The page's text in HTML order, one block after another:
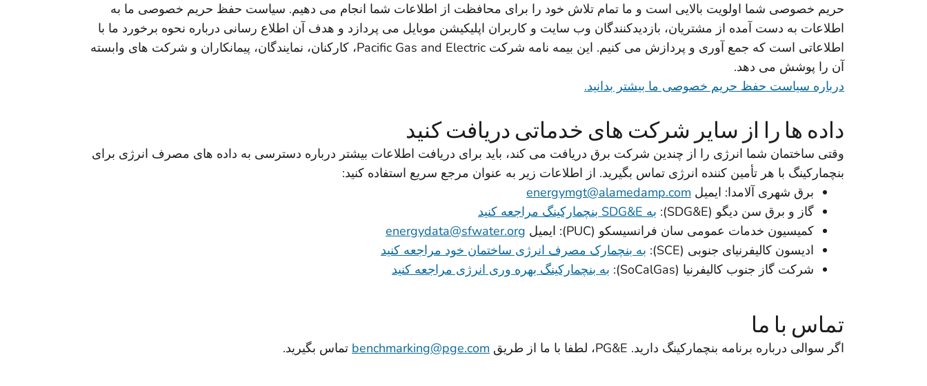
حریم خصوصی شما اولویت بالایی است و ما تمام تلاش خود را برای محافظت از اطلاعات شما انجام می دهیم. سیاست حفظ حریم خصوصی ما به
اطلاعات به دست آمده از مشتریان، بازدیدکنندگان وب سایت و کاربران اپلیکیشن موبایل می پردازد و هدف آن اطلاع رسانی درباره نحوه برخورد ما با
اطلاعاتی است که جمع آوری و پردازش می کنیم. این بیمه نامه شرکت Pacific Gas and Electric، کارکنان، نمایندگان، پیمانکاران و شرکت های وابسته
آن را پوشش می دهد.
درباره سیاست حفظ حریم خصوصی ما بیشتر بدانید.
داده ها را از سایر شرکت های خدماتی دریافت کنید
وقتی ساختمان شما انرژی را از چندین شرکت برق دریافت می کند، باید برای دریافت اطلاعات بیشتر درباره دسترسی به داده های مصرف انرژی برای
بنچمارکینگ با هر تأمین کننده انرژی تماس بگیرید. از اطلاعات زیر به عنوان مرجع سریع استفاده کنید:
برق شهری آلامدا: ایمیل energymgt@alamedamp.com
گاز و برق سن دیگو (SDG&E):
به SDG&E بنچمارکینگ مراجعه کنید
کمیسیون خدمات عمومی سان فرانسیسکو (PUC): ایمیل
energydata@sfwater.org
ادیسون کالیفرنیای جنوبی (SCE):
به بنچمارک مصرف انرژی ساختمان خود مراجعه کنید
شرکت گاز جنوب کالیفرنیا (SoCalGas):
به بنچمارکینگ بهره وری انرژی مراجعه کنید
تماس با ما
اگر سوالی درباره برنامه بنچمارکینگ دارید. PG&E، لطفا با ما از طریق benchmarking@pge.com تماس بگیرید.